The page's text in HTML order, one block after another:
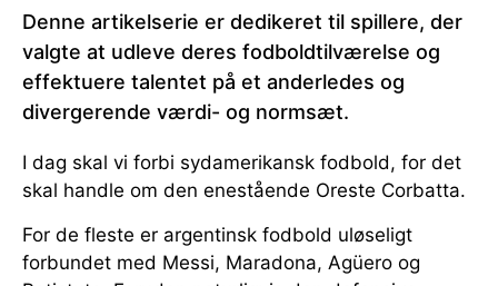
Denne artikelserie er dedikeret til spillere, der
valgte at udleve deres fodboldtilværelse og
effektuere talentet på et anderledes og
divergerende værdi- og normsæt.
I dag skal vi forbi sydamerikansk fodbold, for det
skal handle om den enestående Oreste Corbatta.
For de fleste er argentinsk fodbold uløseligt
forbundet med Messi, Maradona, Agüero og